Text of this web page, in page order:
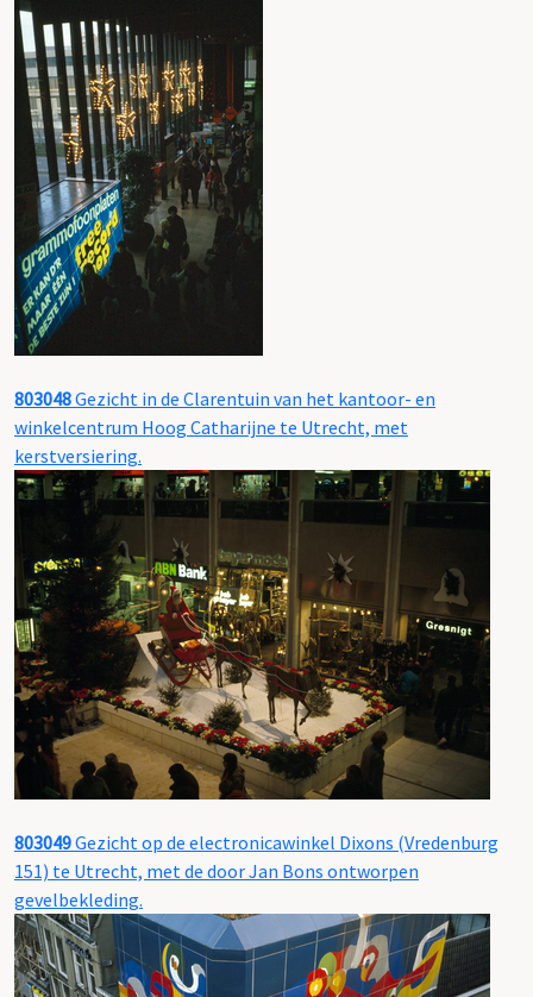
803048Gezicht in de Clarentuin van het kantoor- en
winkelcentrum Hoog Catharijne te Utrecht, met
kerstversiering.
803049Gezicht op de electronicawinkel Dixons (Vredenburg
151) te Utrecht, met de door Jan Bons ontworpen
gevelbekleding.